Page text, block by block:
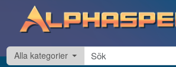
Hoppa till innehåll
Alla kategorier